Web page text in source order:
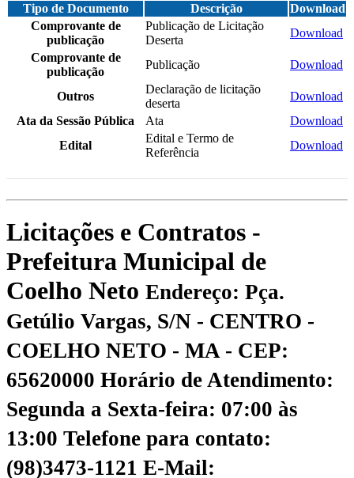
Tipo de Documento
Descrição
Download
Comprovante de
publicação
Publicação de Licitação
Deserta
Download
Comprovante de
publicação
Publicação Download
Outros
Declaração de licitação
deserta
Download
Ata da Sessão Pública
Ata
Download
Edital
Edital e Termo de
Referência
Download
Licitações e Contratos -
Prefeitura Municipal de
Coelho Neto Endereço: Pça.
Getúlio Vargas, S/N - CENTRO -
COELHO NETO - MA - CEP:
65620000 Horário de Atendimento:
Segunda a Sexta-feira: 07:00 às
13:00 Telefone para contato:
(98)3473-1121 E-Mail: